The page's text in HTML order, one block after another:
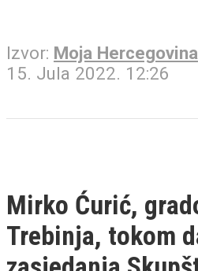
Izvor: Moja Hercegovina
15. Jula 2022. 12:26
Mirko Ćurić,
Trebinja, tokom